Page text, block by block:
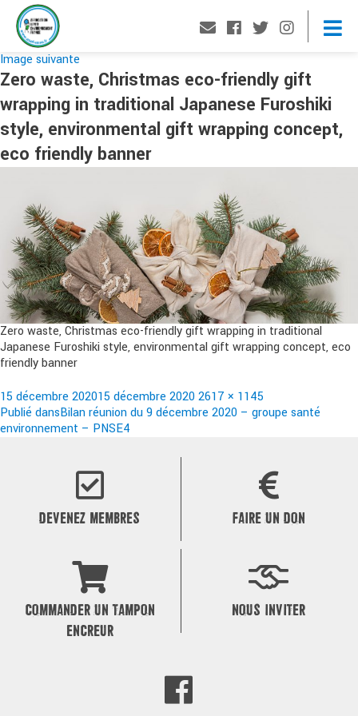
Image suivante
Zero waste, Christmas eco-friendly gift
wrapping in traditional Japanese Furoshiki
style, environmental gift wrapping concept,
eco friendly banner
Zero waste, Christmas eco-friendly gift wrapping in traditional
Japanese Furoshiki style, environmental gift wrapping concept, eco
friendly banner
Publié
le
15 décembre 202015 décembre 2020Taille
réelle
2617 × 1145
Navigation
Publié dansBilan réunion du 9 décembre 2020 – groupe santé
environnement – PNSE4
DEVENEZ MEMBRES FAIRE UN DON
COMMANDER UN TAMPON
ENCREUR
NOUS INVITER